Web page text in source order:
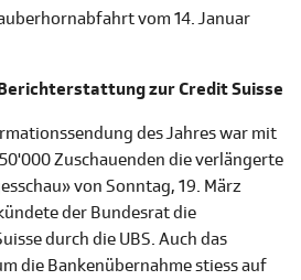
vom 14. Januar
zur Credit Suisse
des Jahres war mit
Zuschauenden die verlängerte
von Sonntag, 19. März
der Bundesrat die
durch die UBS. Auch das
die Bankenübernahme stiess auf